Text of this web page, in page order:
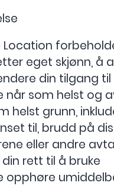
Location
eget skjønn, å
din tilgang til
når som helst og
helst grunn,
til, brudd på
eller andre
rett til å bruke
opphøre